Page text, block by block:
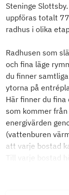
Steninge
uppföras totalt
radhus i olika
Radhusen som
och fina läge
du finner
ytorna på
Här finner du
som kommer
energivärden
(vattenburen
att varje bostad
Till varje bostad